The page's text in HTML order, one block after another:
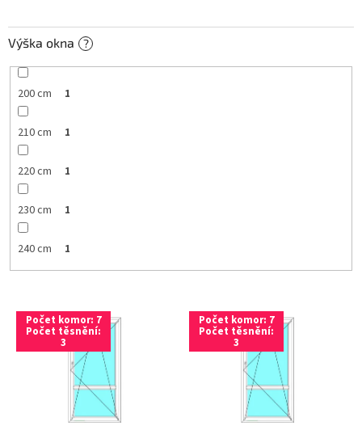
Výška okna ?
200 cm 1
210 cm 1
220 cm 1
230 cm 1
240 cm 1
V
p
Počet komor: 7
Počet těsnění:
3
Počet komor: 7
Počet těsnění:
3